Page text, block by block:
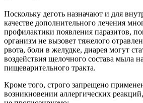
Поскольку деготь назначают и для
качестве дополнительного лечения
профилактики появления паразитов,
организм не вызовет тяжелого
рвота, боли в желудке, диарея могут
воздействия щелочного состава мыла
пищеварительного тракта.
Кроме того, строго запрещено
возникновении аллергических